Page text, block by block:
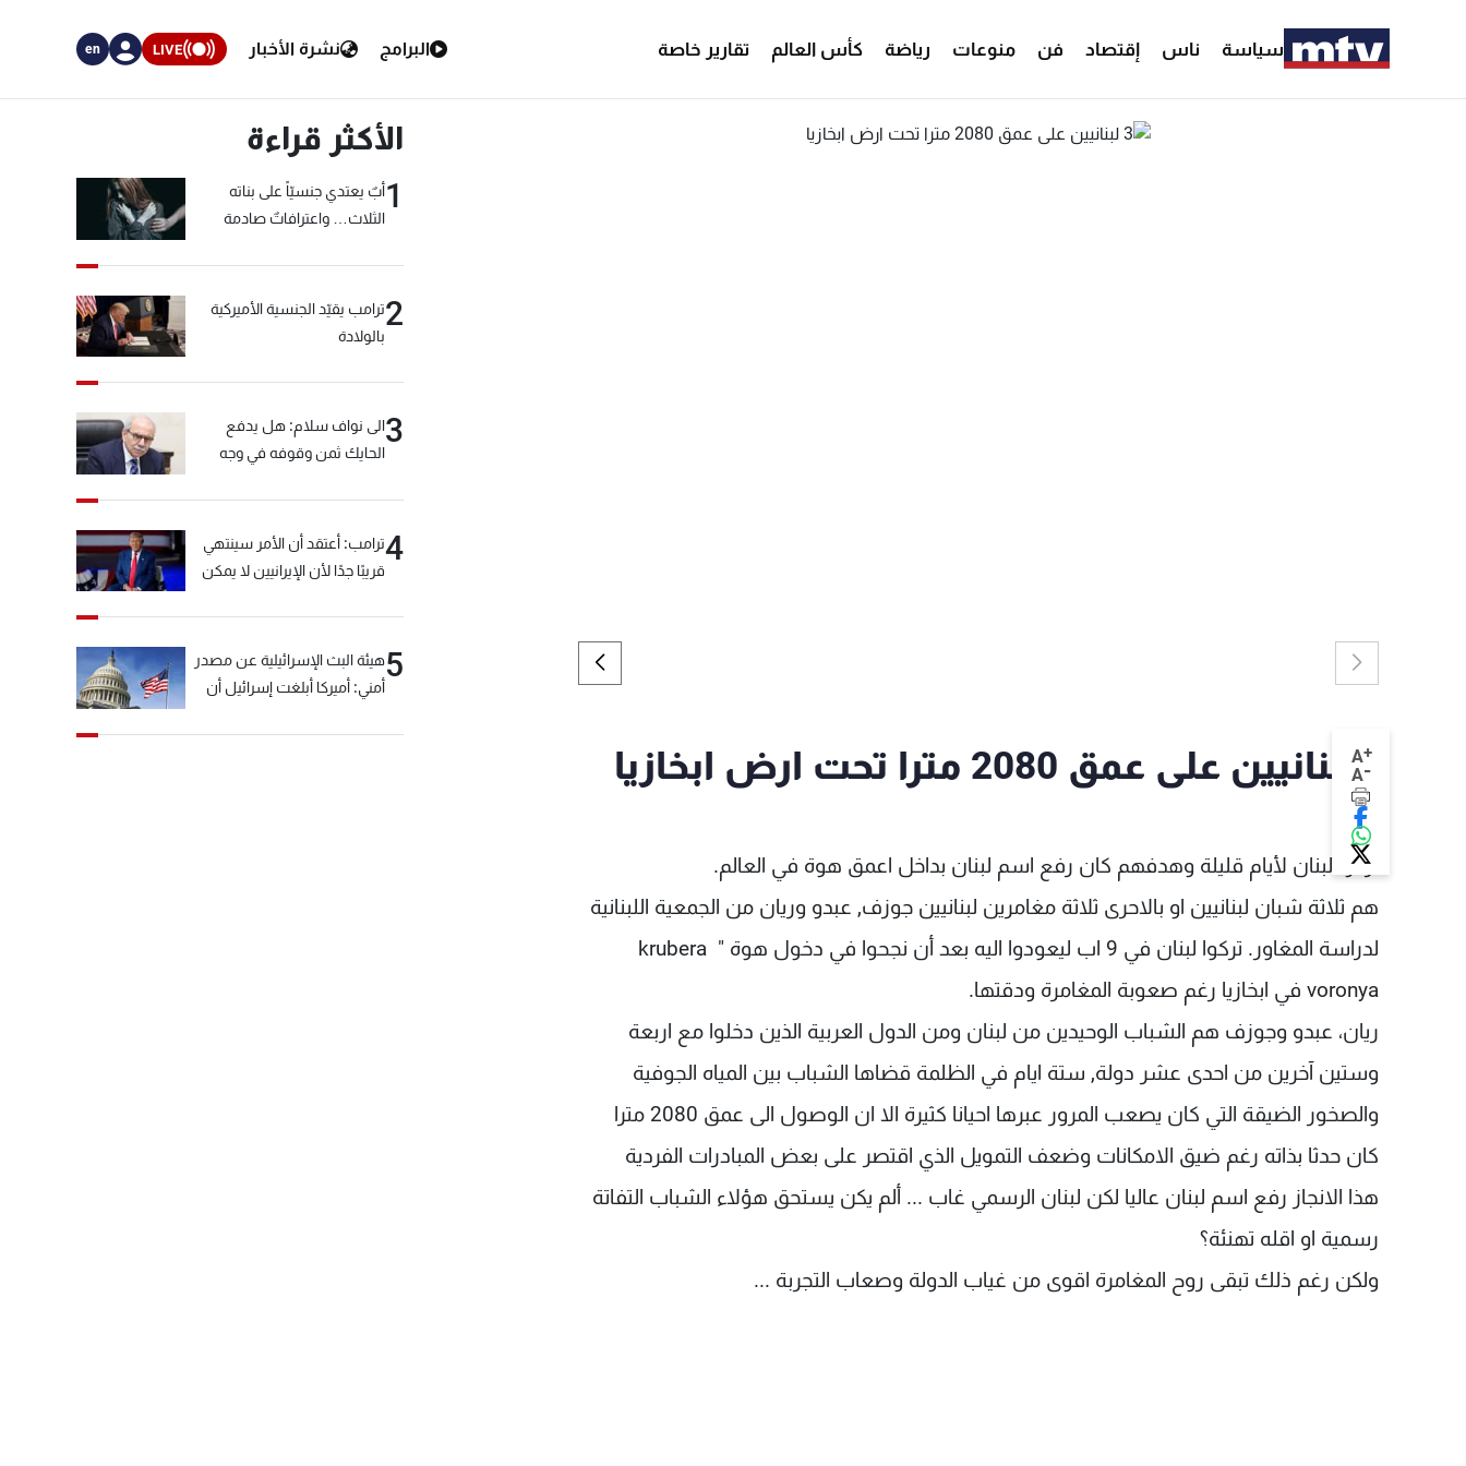
سياسة ناس إقتصاد فن منوعات رياضة كأس العالم تقارير خاصة البرامج نشرة الأخبار LIVE
en
A+
A-3 لبنانيين على عمق 2080 مترا تحت ارض ابخازيا
تركوا لبنان لأيام قليلة وهدفهم كان رفع اسم لبنان بداخل اعمق هوة في العالم.
هم ثلاثة شبان لبنانيين او بالاحرى ثلاثة مغامرين لبنانيين جوزف, عبدو وريان من الجمعية اللبنانية
لدراسة المغاور. تركوا لبنان في 9 اب ليعودوا اليه بعد أن نجحوا في دخول هوة " krubera
voronya في ابخازيا رغم صعوبة المغامرة ودقتها.
ريان، عبدو وجوزف هم الشباب الوحيدين من لبنان ومن الدول العربية الذين دخلوا مع اربعة
وستين آخرين من احدى عشر دولة, ستة ايام في الظلمة قضاها الشباب بين المياه الجوفية
والصخور الضيقة التي كان يصعب المرور عبرها احيانا كثيرة الا ان الوصول الى عمق 2080 مترا
كان حدثا بذاته رغم ضيق الامكانات وضعف التمويل الذي اقتصر على بعض المبادرات الفردية
هذا الانجاز رفع اسم لبنان عاليا لكن لبنان الرسمي غاب ... ألم يكن يستحق هؤلاء الشباب التفاتة
رسمية او اقله تهنئة؟
ولكن رغم ذلك تبقى روح المغامرة اقوى من غياب الدولة وصعاب التجربة ...
الأكثر قراءة
1أبٌ يعتدي جنسيّاً على بناته
الثلاث… واعترافاتٌ صادمة
2ترامب يقيّد الجنسية الأميركية
بالولادة
3الى نواف سلام: هل يدفع
الحايك ثمن وقوفه في وجه
4ترامب: أعتقد أن الأمر سينتهي
قريبًا جدًا لأن الإيرانيين لا يمكن
5هيئة البث الإسرائيلية عن مصدر
أمني: أميركا أبلغت إسرائيل أن